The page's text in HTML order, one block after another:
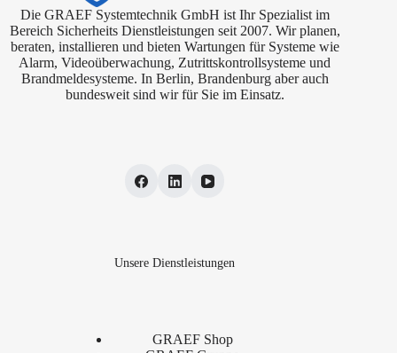
Die GRAEF Systemtechnik GmbH ist Ihr Spezialist im
Bereich Sicherheits Dienstleistungen seit 2007. Wir planen,
beraten, installieren und bieten Wartungen für Systeme wie
Alarm, Videoüberwachung, Zutrittskontrollsysteme und
Brandmeldesysteme. In Berlin, Brandenburg aber auch
bundesweit sind wir für Sie im Einsatz.
Unsere Dienstleistungen
GRAEF Shop